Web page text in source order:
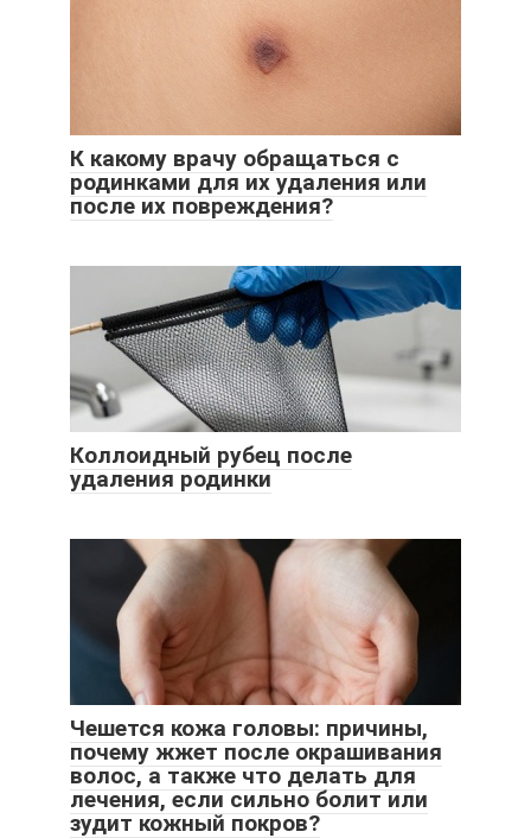
К какому врачу обращаться с
родинками для их удаления или
после их повреждения?
Коллоидный рубец после
удаления родинки
Чешется кожа головы: причины,
почему жжет после окрашивания
волос, а также что делать для
лечения, если сильно болит или
зудит кожный покров?